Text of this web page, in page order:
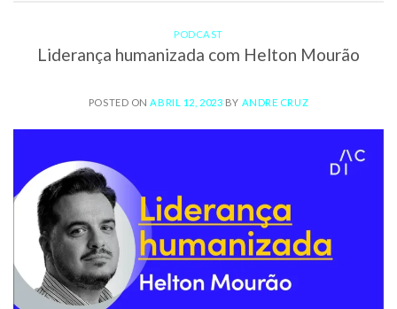
PODCAST
Liderança humanizada com Helton Mourão
POSTED ONABRIL 12, 2023 BY ANDRE CRUZ